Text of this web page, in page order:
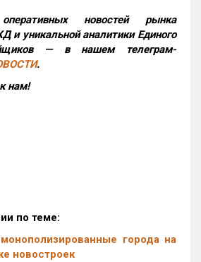
новостей рынка
и уникальной аналитики Единого
— в нашем телеграм-
.
нам!
по теме:
города на
новостроек